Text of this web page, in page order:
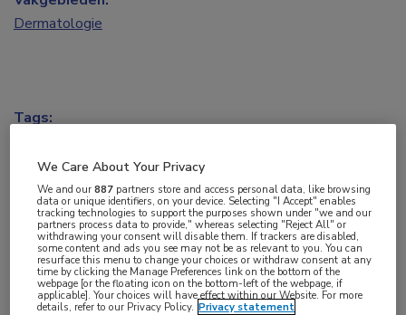
In deze rubriek belicht dr. Jorn Bovenschen,
dermatoloog Máxima Medisch Centrum in
Veldhoven en Eindhoven, nieuwe middelen of
methoden. Wat gaan ze betekenen in het
therapeutische landschap?
Dermatologie
Tags:
We Care About Your Privacy
We and our887 partners store and access personal data, like browsing
data or unique identifiers, on your device. Selecting "I Accept" enables
tracking technologies to support the purposes shown under "we and our
partners process data to provide," whereas selecting "Reject All" or
withdrawing your consent will disable them. If trackers are disabled,
some content and ads you see may not be as relevant to you. You can
resurface this menu to change your choices or withdraw consent at any
time by clicking the Manage Preferences link on the bottom of the
webpage [or the floating icon on the bottom-left of the webpage, if
applicable]. Your choices will have effect within our Website. For more
details, refer to our Privacy Policy. Privacy statement